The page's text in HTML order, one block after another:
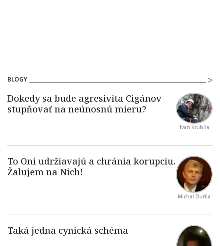
BLOGY
Ivan Štubňa
Michal Durila